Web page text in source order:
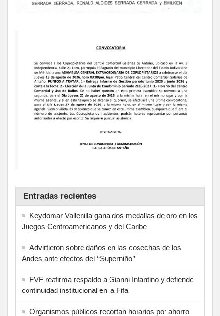
Entradas recientes
Keydomar Vallenilla gana dos medallas de oro en los
Juegos Centroamericanos y del Caribe
Advirtieron sobre daños en las cosechas de los
Andes ante efectos del ‘‘Superniño’’
FVF reafirma respaldo a Gianni Infantino y defiende
continuidad institucional en la Fifa
Organismos públicos recortan horarios por ahorro